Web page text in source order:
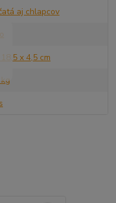
aj chlapcov
x 4,5 cm